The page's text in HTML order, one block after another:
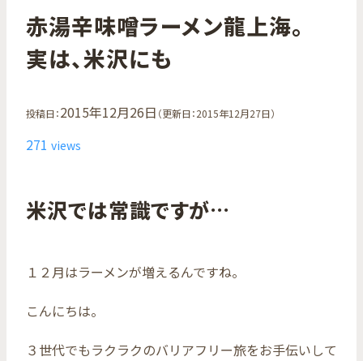
赤湯辛味噌ラーメン龍上海。​
実は、​米沢にも
投稿日：2015年12月26日 （更新日：2015年12月27日）
271 views
米沢では常識ですが…
１２月はラーメンが増えるんですね。
こんにちは。
３世代でもラクラクのバリアフリー旅をお手伝いして